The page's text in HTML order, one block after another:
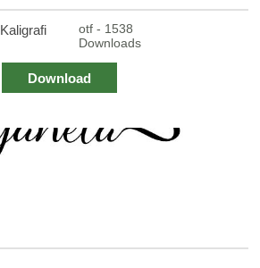
Kaligrafi
otf - 1538
Downloads
Download